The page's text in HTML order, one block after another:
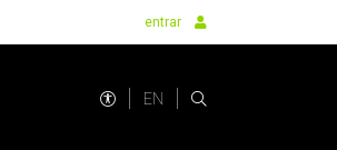
entrar
EN